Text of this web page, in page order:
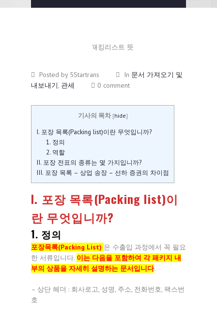
Posted by 5Startrans In 문서 가져오기 및
내보내기, 관세 0 comment
기사의 목차 [hide]
I. 포장 목록(Packing list)이란 무엇입니까?
1. 정의
2. 역할
II. 포장 전표의 종류는 몇 가지입니까?
III. 포장 목록 – 상업 송장 – 선하 증권의 차이점
I. 포장 목록(Packing list)이
란 무엇입니까?
1. 정의
포장목록(Packing List) 은 수출입 과정에서 꼭 필요
한 서류입니다. 이는 다음을 포함하여 각 패키지 내
부의 상품을 자세히 설명하는 문서입니다.
– 상단 헤더 : 회사로고, 성명, 주소, 전화번호, 팩스번
호